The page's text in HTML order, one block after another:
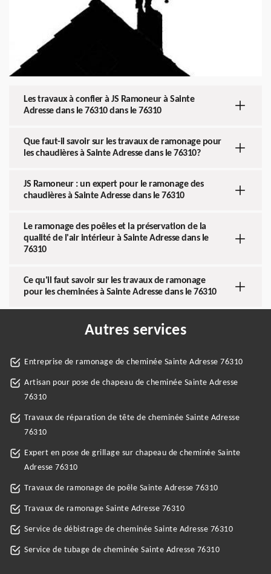
Les travaux à confier à JS Ramoneur à Sainte
Adresse dans le 76310 dans le 76310
Que faut-il savoir sur les travaux de ramonage pour
les chaudières à Sainte Adresse dans le 76310?
JS Ramoneur : un expert pour le ramonage des
chaudières à Sainte Adresse dans le 76310
Le ramonage des poêles et la préservation de la
qualité de l'air intérieur à Sainte Adresse dans le
76310
Ce qu'il faut savoir sur les travaux de ramonage
pour les cheminées à Sainte Adresse dans le 76310
Autres services
Entreprise de ramonage de cheminée Sainte Adresse 76310
Artisan pour pose de chapeau de cheminée Sainte Adresse
76310
Travaux de réparation de tête de cheminée Sainte Adresse
76310
Expert en pose de grillage sur chapeau de cheminée Sainte
Adresse 76310
Travaux de ramonage de poêle Sainte Adresse 76310
Travaux de ramonage Sainte Adresse 76310
Service de débistrage de cheminée Sainte Adresse 76310
Service de tubage de cheminée Sainte Adresse 76310